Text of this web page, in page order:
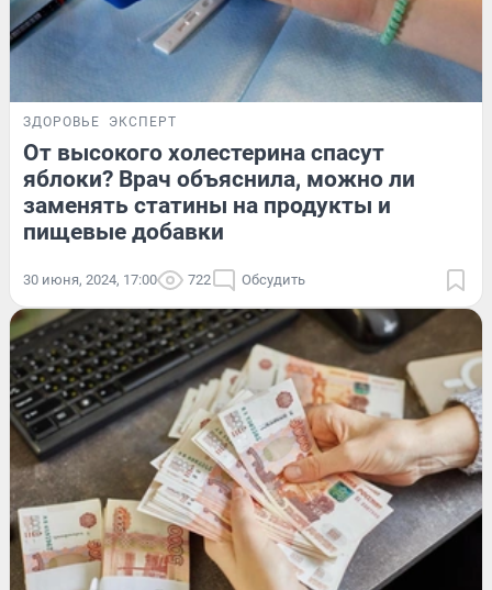
ЗДОРОВЬЕ ЭКСПЕРТ
От высокого холестерина спасут
яблоки? Врач объяснила, можно ли
заменять статины на продукты и
пищевые добавки
30 июня, 2024, 17:00 722 Обсудить